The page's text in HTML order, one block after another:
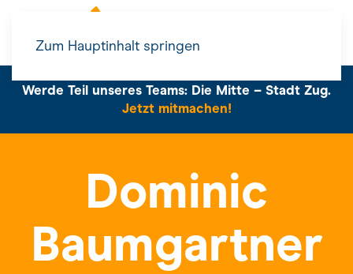
Zum Hauptinhalt springen
Werde Teil unseres Teams: Die Mitte – Stadt Zug.
Jetzt mitmachen!
Dominic
Baumgartner